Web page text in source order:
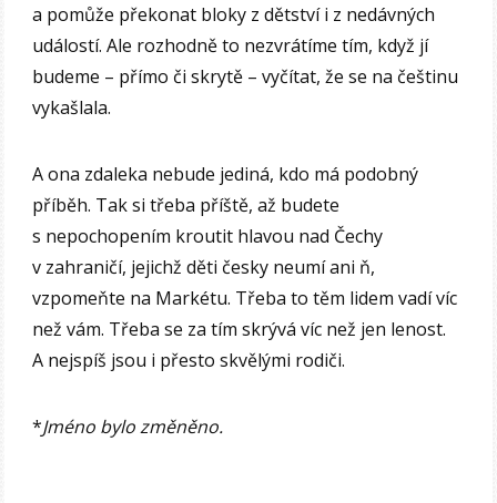
a pomůže překonat bloky z dětství i z nedávných
událostí. Ale rozhodně to nezvrátíme tím, když jí
budeme – přímo či skrytě – vyčítat, že se na češtinu
vykašlala.
A ona zdaleka nebude jediná, kdo má podobný
příběh. Tak si třeba příště, až budete
s nepochopením kroutit hlavou nad Čechy
v zahraničí, jejichž děti česky neumí ani ň,
vzpomeňte na Markétu. Třeba to těm lidem vadí víc
než vám. Třeba se za tím skrývá víc než jen lenost.
A nejspíš jsou i přesto skvělými rodiči.
*Jméno bylo změněno.